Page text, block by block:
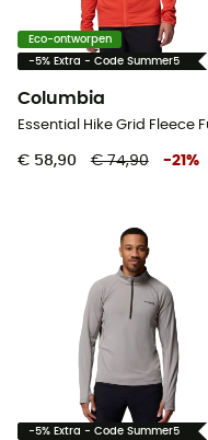
Eco-ontworpen
-5% Extra - Code Summer5
Columbia
€ 58,90 € 74,90 -21 %
-5% Extra - Code Summer5